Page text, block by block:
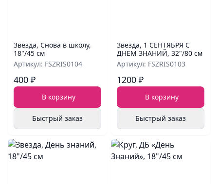
Звезда, Снова в школу,
18"/45 см
Артикул: FSZRIS0104
400 ₽
В корзину
Быстрый заказ
Звезда, 1 СЕНТЯБРЯ С
ДНЕМ ЗНАНИЙ, 32"/80 см
Артикул: FSZRIS0103
1200 ₽
В корзину
Быстрый заказ